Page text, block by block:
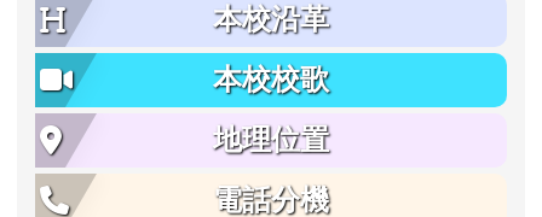
本校沿革
本校校歌
地理位置
電話分機